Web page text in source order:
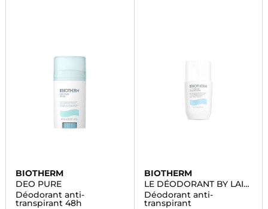
BIOTHERM
DEO PURE
Déodorant anti-
transpirant 48h
BIOTHERM
LE DÉODORANT BY LAIT
CORPOREL
Déodorant anti-
transpirant